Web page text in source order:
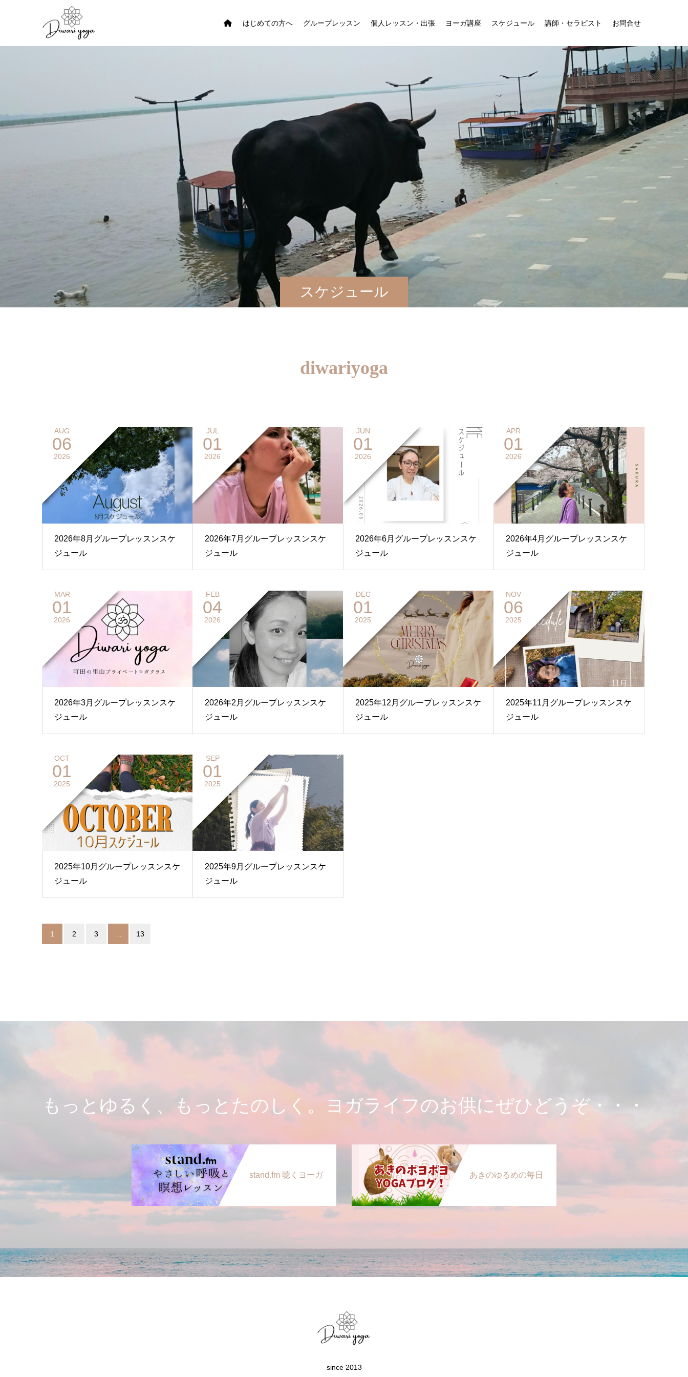
はじめての方へ グループレッスン 個人レッスン・出張 ヨーガ講座 スケジュール 講師・セラピスト お問合せ
スケジュール
diwariyoga
AUG
06
2026
2026年8月グループレッスンスケ
ジュール
JUL
01
2026
2026年7月グループレッスンスケ
ジュール
JUN
01
2026
2026年6月グループレッスンスケ
ジュール
APR
01
2026
2026年4月グループレッスンスケ
ジュール
MAR
01
2026
2026年3月グループレッスンスケ
ジュール
FEB
04
2026
2026年2月グループレッスンスケ
ジュール
DEC
01
2025
2025年12月グループレッスンスケ
ジュール
NOV
06
2025
2025年11月グループレッスンスケ
ジュール
OCT
01
2025
2025年10月グループレッスンスケ
ジュール
SEP
01
2025
2025年9月グループレッスンスケ
ジュール
1 2 3 13
もっとゆるく、もっとたのしく。ヨガライフのお供にぜひどうぞ・・・
stand.fm 聴くヨーガ あきのゆるめの毎日
since 2013